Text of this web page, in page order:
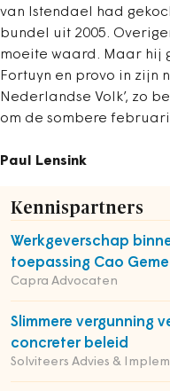
van Istendael had
bundel uit 2005.
moeite waard. Maar hij
Fortuyn en provo in zijn
Nederlandse Volk’, zo
om de sombere
Paul Lensink
Kennispartners
Werkgeverschap
toepassing Cao
Capra Advocaten
Slimmere vergunning
concreter beleid
Solviteers Advies &